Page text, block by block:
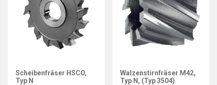
Scheibenfräser HSCO,
Typ N
Walzenstirnfräser M42,
Typ N, (Typ 3504)